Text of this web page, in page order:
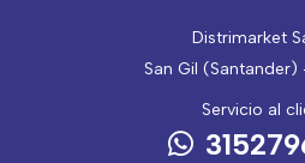
Distrimarket
San Gil
Servicio al